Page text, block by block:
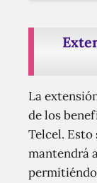
La
de los
Telcel.
mantendrá